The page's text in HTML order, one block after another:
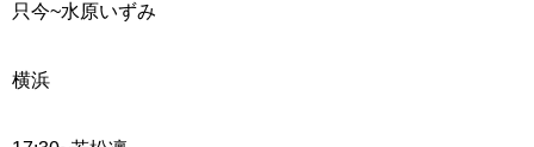
只今~水原いずみ
横浜